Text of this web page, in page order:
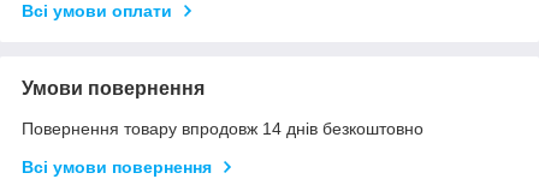
Всі умови оплати
Умови повернення
Повернення товару впродовж 14 днів безкоштовно
Всі умови повернення